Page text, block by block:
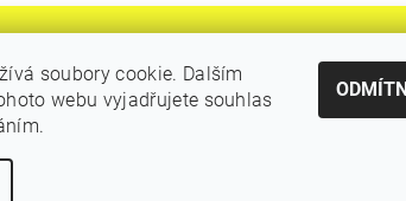
Původní eshop
cookies
soubory cookie. Dalším
webu vyjadřujete souhlas